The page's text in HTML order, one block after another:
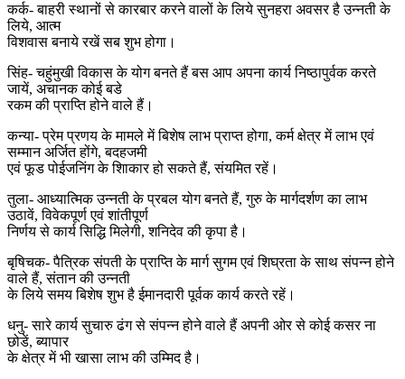
कर्क- बाहरी स्थानों से कारबार करने वालों के लिये सुनहरा अवसर है उन्नती के
लिये, आत्म
विशवास बनाये रखें सब शुभ होगा।
सिंह- चहुंमुखी विकास के योग बनते हैं बस आप अपना कार्य निष्ठापुर्वक करते
जायें, अचानक कोई बडे
रकम की प्राप्ति होने वाले हैं।
कन्या- प्रेम प्रणय के मामले में बिशेष लाभ प्राप्त होगा, कर्म क्षेत्र में लाभ एवं
सम्मान अर्जित होंगे, बदहजमी
एवं फूड पोईजनिंग के शिाकार हो सकते हैं, संयमित रहें।
तुला- आध्यात्मिक उन्नती के प्रबल योग बनते हैं, गुरु के मार्गदर्शण का लाभ
उठावें, विवेकपूर्ण एवं शांतीपूर्ण
निर्णय से कार्य सिद्धि मिलेगी, शनिदेव की कृपा है।
बृषिचक- पैत्रिक संपती के प्राप्ति के मार्ग सुगम एवं शिघ्रता के साथ संपन्न होने
वाले हैं, संतान की उन्नती
के लिये समय बिशेष शुभ है ईमानदारी पूर्वक कार्य करते रहें।
धनु- सारे कार्य सुचारु ढंग से संपन्न होने वाले हैं अपनी ओर से कोई कसर ना
छोडें, ब्यापार
के क्षेत्र में भी खासा लाभ की उम्मिद है।